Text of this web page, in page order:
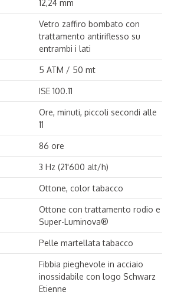
12,24 mm
Vetro zaffiro bombato con
trattamento antiriflesso su
entrambi i lati
5 ATM / 50 mt
ISE 100.11
Ore, minuti, piccoli secondi alle
11
86 ore
3 Hz (21'600 alt/h)
Ottone, color tabacco
Ottone con trattamento rodio e
Super-Luminova®
Pelle martellata tabacco
Fibbia pieghevole in acciaio
inossidabile con logo Schwarz
Etienne